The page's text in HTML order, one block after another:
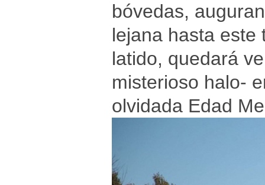
bóvedas,
lejana hasta este
latido, quedará
misterioso halo-
olvidada Edad